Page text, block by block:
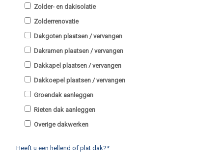
Zolder- en dakisolatie
Zolderrenovatie
Dakgoten plaatsen / vervangen
Dakramen plaatsen / vervangen
Dakkapel plaatsen / vervangen
Dakkoepel plaatsen / vervangen
Groendak aanleggen
Rieten dak aanleggen
Overige dakwerken
Heeft u een hellend of plat dak?*